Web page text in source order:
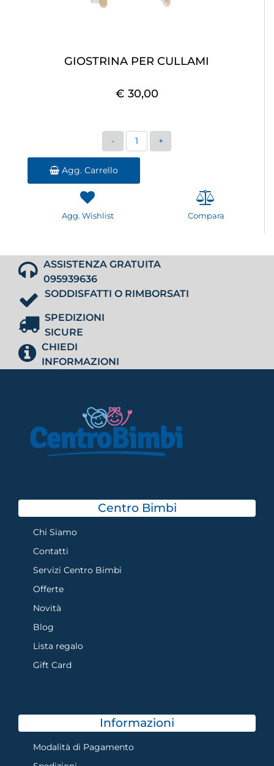
GIOSTRINA PER CULLAMI
€ 30,00
Quantità
Agg. Carrello
Agg. Wishlist Compara
ASSISTENZA GRATUITA
095939636
SODDISFATTI O RIMBORSATI
SPEDIZIONI
SICURE
CHIEDI
INFORMAZIONI
Centro Bimbi
Chi Siamo
Contatti
Servizi Centro Bimbi
Offerte
Novità
Blog
Lista regalo
Gift Card
Informazioni
Modalità di Pagamento